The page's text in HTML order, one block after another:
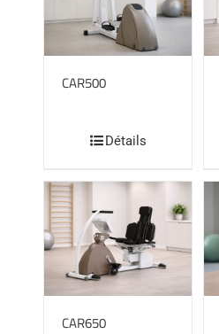
CAR500
Détails
CAR650